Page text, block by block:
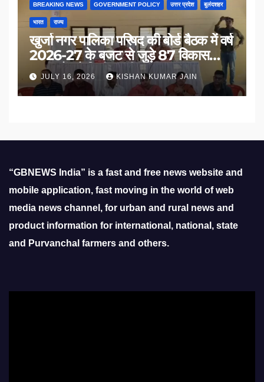
BREAKING NEWS GOVERNMENT POLICY उत्तर प्रदेश बुलंदशहर
भारत राज्य
खुर्जा नगर पालिका परिषद की बोर्ड बैठक में वर्ष
2026-27 के बजट से जुड़े 87 विकास
प्रस्तावों को मिली मंजूरी
JULY 16, 2026 KISHAN KUMAR JAIN
“GBNEWS India” is a fast and free news website and
mobile application, fast moving in the world of web
media news channel, for urban and rural news and
product information for international, national, state
and Purvanchal farmers and others.